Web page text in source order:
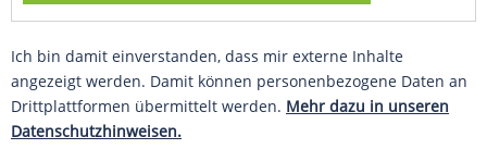
Ich bin damit einverstanden, dass mir externe Inhalte
angezeigt werden. Damit können personenbezogene Daten an
Drittplattformen übermittelt werden. Mehr dazu in unseren
Datenschutzhinweisen.